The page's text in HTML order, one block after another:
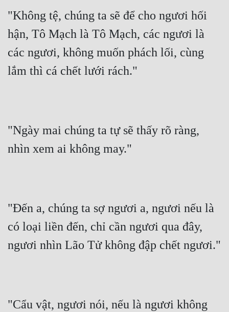
"Không tệ, chúng ta sẽ để cho ngươi hối
hận, Tô Mạch là Tô Mạch, các ngươi là
các ngươi, không muốn phách lối, cùng
lắm thì cá chết lưới rách."
"Ngày mai chúng ta tự sẽ thấy rõ ràng,
nhìn xem ai không may."
"Đến a, chúng ta sợ ngươi a, ngươi nếu là
có loại liền đến, chỉ cần ngươi qua đây,
ngươi nhìn Lão Tử không đập chết ngươi."
"Cẩu vật, ngươi nói, nếu là ngươi không